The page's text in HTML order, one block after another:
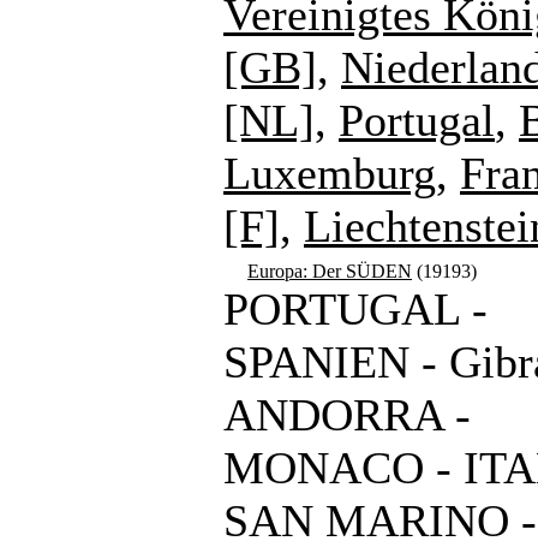
Vereinigtes
[GB],
[NL], Portugal,
Luxemburg,
[F],
Europa: Der SÜDEN (19193)
PORTUGAL -
SPANIEN -
ANDORRA -
MONACO -
SAN MARINO -